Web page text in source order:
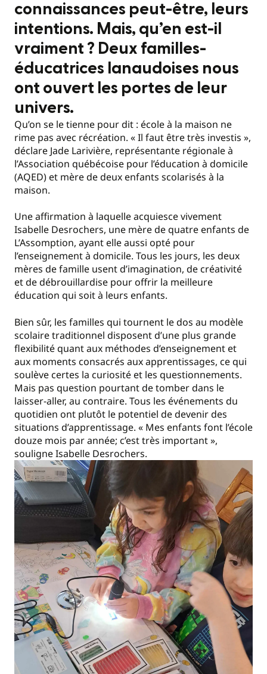
connaissances peut-être, leurs
intentions. Mais, qu’en est-il
vraiment ? Deux familles-
éducatrices lanaudoises nous
ont ouvert les portes de leur
univers.
Qu’on se le tienne pour dit : école à la maison ne
rime pas avec récréation. « Il faut être très investis »,
déclare Jade Larivière, représentante régionale à
l’Association québécoise pour l’éducation à domicile
(AQED) et mère de deux enfants scolarisés à la
maison.
Une affirmation à laquelle acquiesce vivement
Isabelle Desrochers, une mère de quatre enfants de
L’Assomption, ayant elle aussi opté pour
l’enseignement à domicile. Tous les jours, les deux
mères de famille usent d’imagination, de créativité
et de débrouillardise pour offrir la meilleure
éducation qui soit à leurs enfants.
Bien sûr, les familles qui tournent le dos au modèle
scolaire traditionnel disposent d’une plus grande
flexibilité quant aux méthodes d’enseignement et
aux moments consacrés aux apprentissages, ce qui
soulève certes la curiosité et les questionnements.
Mais pas question pourtant de tomber dans le
laisser-aller, au contraire. Tous les événements du
quotidien ont plutôt le potentiel de devenir des
situations d’apprentissage. « Mes enfants font l’école
douze mois par année; c’est très important »,
souligne Isabelle Desrochers.